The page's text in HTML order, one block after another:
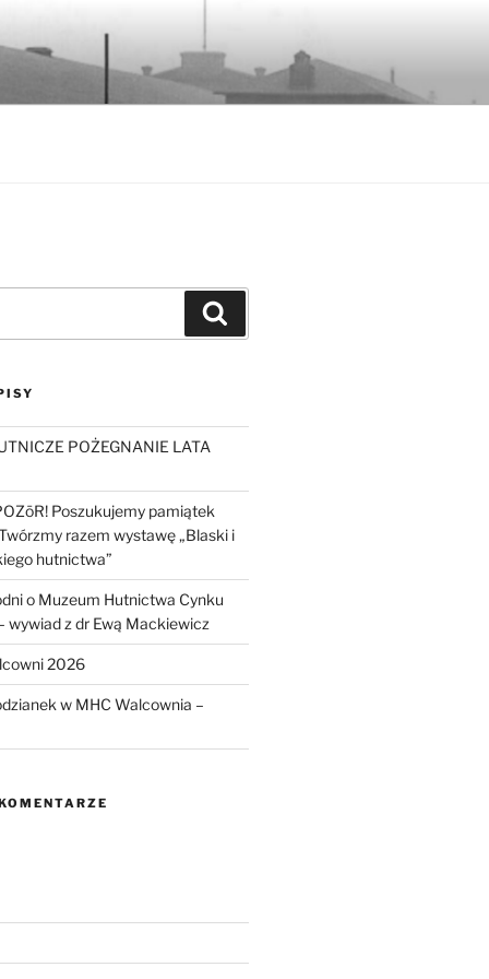
POŻEGNANIE LATA
Poszukujemy pamiątek
razem wystawę „Blaski i
hutnictwa”
o Muzeum Hutnictwa Cynku
wywiad z dr Ewą Mackiewicz
2026
w MHC Walcownia –